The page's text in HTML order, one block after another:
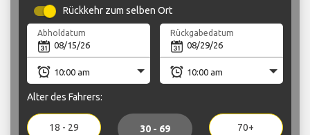
Rückkehr zum selben Ort
Abholdatum Rückgabedatum
Alter des Fahrers:
18 - 29 30 - 69 70+